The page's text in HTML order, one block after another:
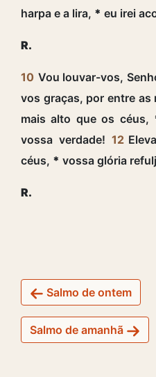
harpa e a lira, * eu irei
R.
10 Vou louvar-vos,
vos graças, por entre as
mais alto que os céus,
vossa verdade! 12
céus, * vossa glória
R.
Salmo de ontem
Salmo de amanhã